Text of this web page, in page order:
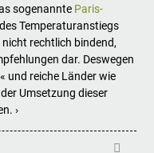
sogenannte Paris-
Temperaturanstiegs
rechtlich bindend,
dar. Deswegen
und reiche Länder wie
Umsetzung dieser
›